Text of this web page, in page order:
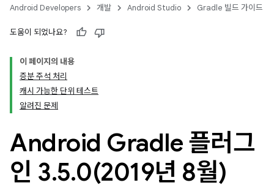
Android Developers 개발 Android Studio Gradle 빌드 가이드
도움이 되었나요?
이 페이지의 내용
증분 주석 처리
캐시 가능한 단위 테스트
알려진 문제
Android Gradle 플러그
인 3.5.0(2019년 8월)